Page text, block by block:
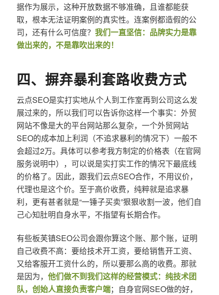
据作为展示，这种开放数据不够准确，且谁都能获
取，根本无法证明案例的真实性。连案例都造假的公
司，还有什么可信度？ 我们一直坚信：品牌实力是靠
做出来的，不是靠吹出来的！
四、摒弃暴利套路收费方式
云点SEO是实打实地从个人到工作室再到公司这么发
展过来的，所以我们可以告诉你这样一个事实：外贸
网站不像是大的平台网站那么复杂，一个外贸网站
SEO的成本加上利润（不追求暴利的情况下）一般不
会超过2万。具体可以参考我方制定的价格表（在官网
服务说明中），可以说是实打实工作的情况下最底线
的价格了。因此，跟我们云点SEO合作，不用议价，
代理也是这个价。至于高价收费，纯粹就是追求暴
利，更有甚者就是“一锤子买卖”狠狠收割一波，他们自
己心知肚明自身水平，不指望有长期合作。
有些板芙镇SEO公司会跟你算这个账、那个账，证明
自己收费不高：要给技术开工资，要给销售开工资、
又给客服开工资什么的，所以要那么高的收费。那就
是因为， 他们做不到我们这样的经营模式：纯技术团
队，创始人直接负责客户端；自身官网SEO做的好，